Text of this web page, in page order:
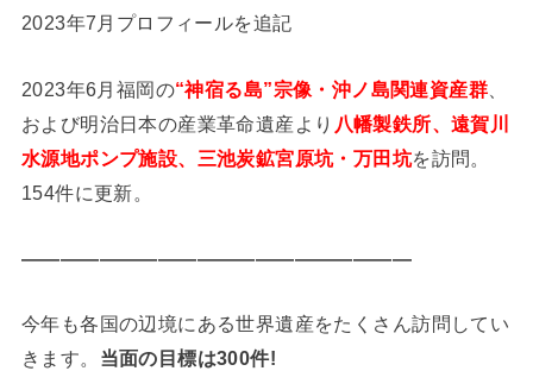
2023年7月プロフィールを追記
2023年6月福岡の“神宿る島”宗像・沖ノ島関連資産群
および明治日本の産業革命遺産より 八幡製鉄所、遠賀川
水源地ポンプ施設、三池炭鉱宮原坑・万田坑を訪問。
154件に更新。
————————————————————
今年も各国の辺境にある世界遺産をたくさん訪問してい
きます。 当面の目標は300件!